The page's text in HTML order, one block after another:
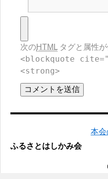
次のHTML タグと属性
<blockquote
<strong>
本会
ふるさとはしかみ会